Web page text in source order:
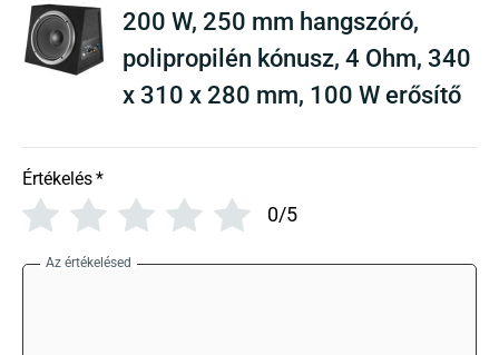
200 W, 250 mm hangszóró,
polipropilén kónusz, 4 Ohm, 340
x 310 x 280 mm, 100 W erősítő
Értékelés*
0/5
Az értékelésed